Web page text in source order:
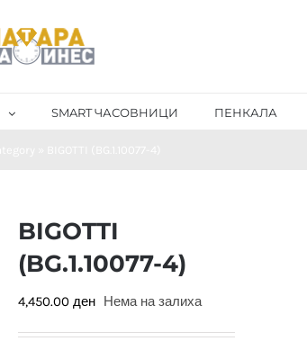
SMART ЧАСОВНИЦИ ПЕНКАЛА
BIGOTTI
(BG.1.10077-4)
4,450.00 ден Нема на залиха